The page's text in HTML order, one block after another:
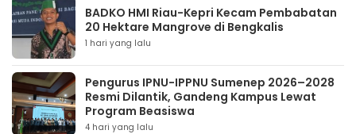
BADKO HMI Riau-Kepri Kecam Pembabatan
20 Hektare Mangrove di Bengkalis
1 hari yang lalu
Pengurus IPNU-IPPNU Sumenep 2026–2028
Resmi Dilantik, Gandeng Kampus Lewat
Program Beasiswa
4 hari yang lalu